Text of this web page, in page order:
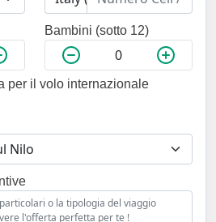
Bambini (sotto 12)
per il volo internazionale